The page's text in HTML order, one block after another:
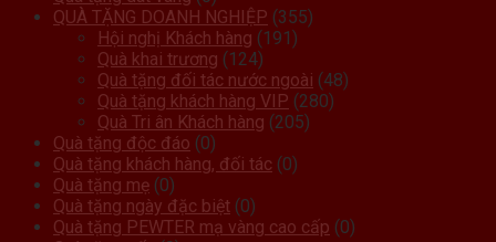
QUÀ TẶNG DOANH NGHIỆP (355)
Hội nghị Khách hàng (191)
Quà khai trương (124)
Quà tặng đối tác nước ngoài (48)
Quà tặng khách hàng VIP (280)
Quà Tri ân Khách hàng (205)
Quà tặng độc đáo (0)
Quà tặng khách hàng, đối tác (0)
Quà tặng mẹ (0)
Quà tặng ngày đặc biệt (0)
Quà tặng PEWTER mạ vàng cao cấp (0)